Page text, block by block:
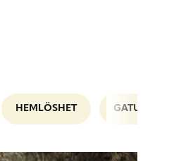
HEMLÖSHET